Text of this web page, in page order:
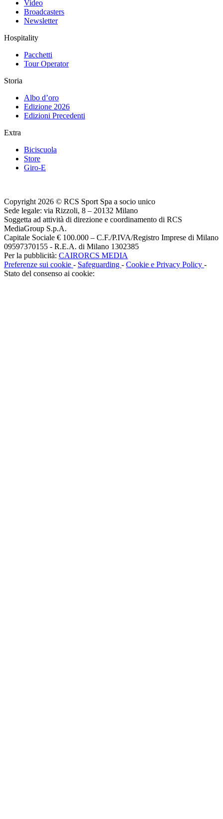
Video
Broadcasters
Newsletter
Hospitality
Pacchetti
Tour Operator
Storia
Albo d’oro
Edizione 2026
Edizioni Precedenti
Extra
Biciscuola
Store
Giro-E
Copyright 2026 © RCS Sport Spa a socio unico
Sede legale: via Rizzoli, 8 – 20132 Milano
Soggetta ad attività di direzione e coordinamento di RCS
MediaGroup S.p.A.
Capitale Sociale € 100.000 – C.F./P.IVA/Registro Imprese di Milano
09597370155 - R.E.A. di Milano 1302385
Per la pubblicità: CAIRORCS MEDIA
Preferenze sui cookie - Safeguarding - Cookie e Privacy Policy -
Stato del consenso ai cookie: